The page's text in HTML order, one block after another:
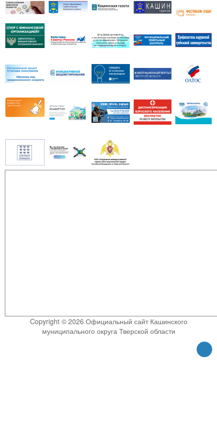
Copyright © 2026 Официальный сайт Кашинского
муниципального округа Тверской области